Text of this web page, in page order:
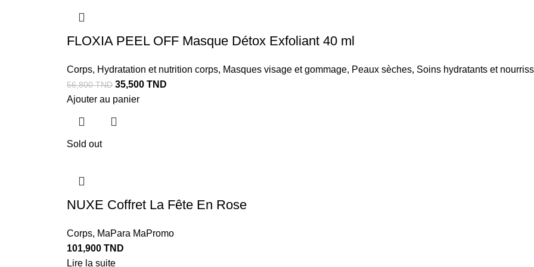
FLOXIA PEEL OFF Masque Détox Exfoliant 40 ml
Corps, Hydratation et nutrition corps, Masques visage et gommage, Peaux sèches, Soins hydratants et
56,800TND 35,500 TND
Ajouter au panier
Sold out
NUXE Coffret La Fête En Rose
Corps, MaPara MaPromo
101,900 TND
Lire la suite